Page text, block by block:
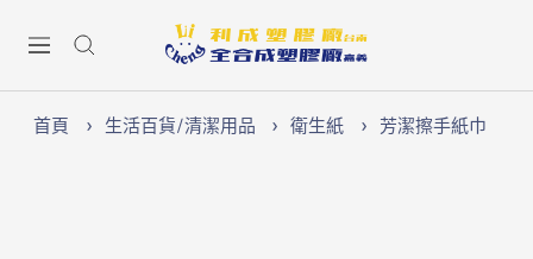
容
導
Lichen74
首頁 生活百貨/清潔用品 衛生紙 芳潔擦手紙巾